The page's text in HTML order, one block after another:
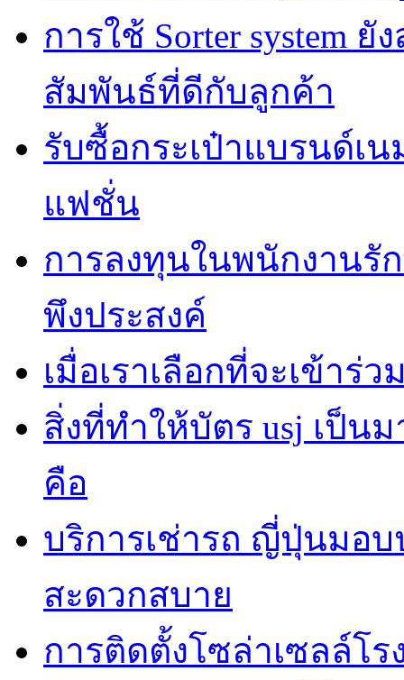
การใช้ Sorter system
สัมพันธ์ที่ดีกับลูกค้า
รับซื้อกระเป๋าแบรนด์เ
แฟชั่น
การลงทุนในพนักงานรั
พึงประสงค์
เมื่อเราเลือกที่จะเข้าร่
สิ่งที่ทำให้บัตร usj เป็น
คือ
บริการเช่ารถ ญี่ปุ่นมอ
สะดวกสบาย
การติดตั้งโซล่าเซลล์โ